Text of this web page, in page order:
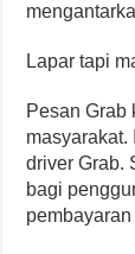
Lapar tapi
Pesan Grab
masyarakat.
driver Grab.
bagi